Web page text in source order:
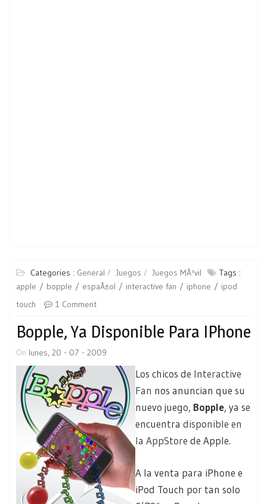
Categories : General Juegos Juegos MÃ³vil
Tags :
apple
bopple espaÃ±ol interactive fan iphone
ipod
touch
1 Comment
Bopple, Ya Disponible Para IPhone
On lunes, 20 - 07 - 2009
Los chicos de Interactive
Fan nos anuncian que su
nuevo juego, Bopple, ya se
encuentra disponible en
la AppStore de Apple.
A la venta para iPhone e
iPod Touch por tan solo